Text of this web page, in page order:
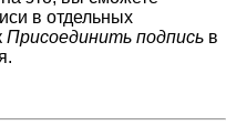
в отдельных
Присоединить подпись в